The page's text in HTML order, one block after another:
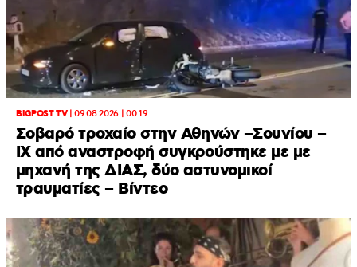
BIGPOST TV|09.08.2026 | 00:19
Σοβαρό τροχαίο στην Αθηνών –Σουνίου –
ΙΧ από αναστροφή συγκρούστηκε με με
μηχανή της ΔΙΑΣ, δύο αστυνομικοί
τραυματίες – Βίντεο